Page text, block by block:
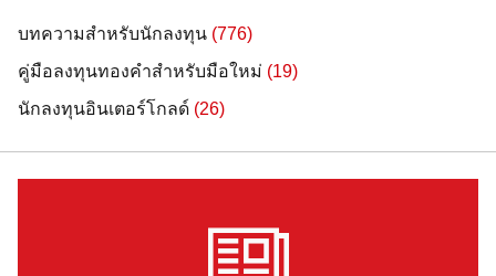
บทความสำหรับนักลงทุน (776)
คู่มือลงทุนทองคำสำหรับมือใหม่ (19)
นักลงทุนอินเตอร์โกลด์ (26)